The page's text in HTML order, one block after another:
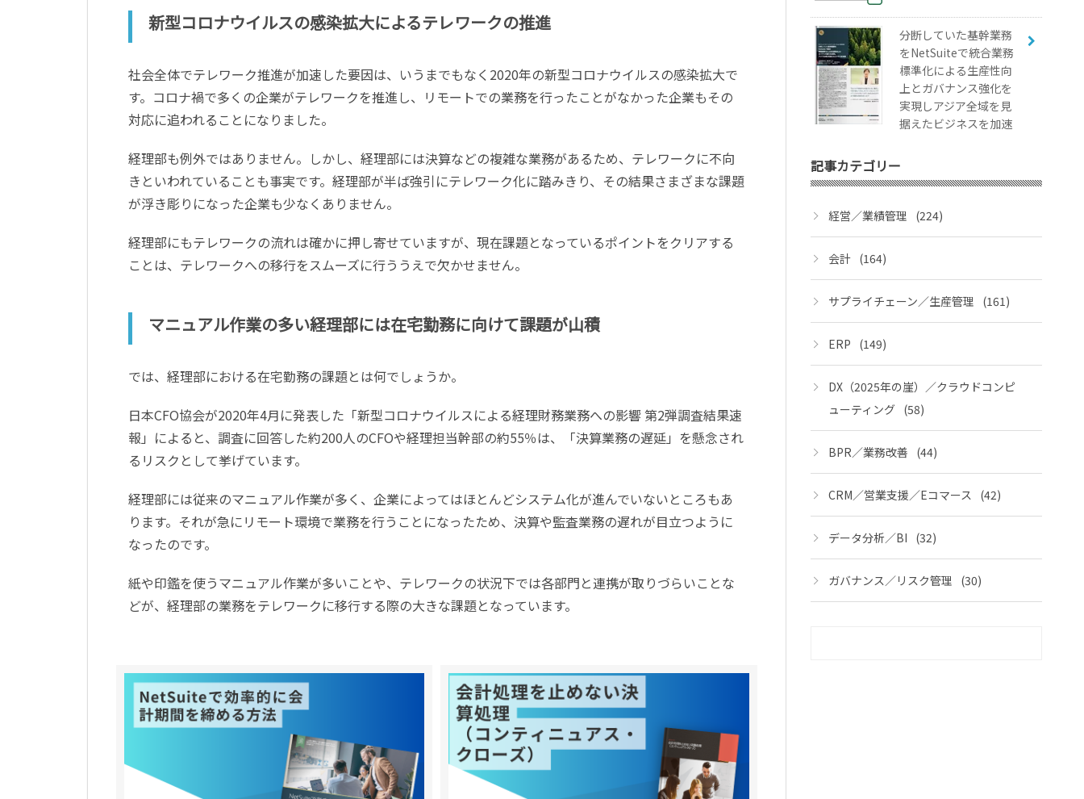
新型コロナウイルスの感染拡大によるテレワークの推進
社会全体でテレワーク推進が加速した要因は、いうまでもなく2020年の新型コロナウイルスの感染拡大で
す。コロナ禍で多くの企業がテレワークを推進し、リモートでの業務を行ったことがなかった企業もその
対応に追われることになりました。
経理部も例外ではありません。しかし、経理部には決算などの複雑な業務があるため、テレワークに不向
きといわれていることも事実です。経理部が半ば強引にテレワーク化に踏みきり、その結果さまざまな課題
が浮き彫りになった企業も少なくありません。
経理部にもテレワークの流れは確かに押し寄せていますが、現在課題となっているポイントをクリアする
ことは、テレワークへの移行をスムーズに行ううえで欠かせません。
マニュアル作業の多い経理部には在宅勤務に向けて課題が山積
では、経理部における在宅勤務の課題とは何でしょうか。
日本CFO協会が2020年4月に発表した「新型コロナウイルスによる経理財務業務への影響 第2弾調査結果速
報」によると、調査に回答した約200人のCFOや経理担当幹部の約55％は、「決算業務の遅延」を懸念され
るリスクとして挙げています。
経理部には従来のマニュアル作業が多く、企業によってはほとんどシステム化が進んでいないところもあ
ります。それが急にリモート環境で業務を行うことになったため、決算や監査業務の遅れが目立つように
なったのです。
紙や印鑑を使うマニュアル作業が多いことや、テレワークの状況下では各部門と連携が取りづらいことな
どが、経理部の業務をテレワークに移行する際の大きな課題となっています。
分断していた基幹業務
をNetSuiteで統合業務
標準化による生産性向
上とガバナンス強化を
実現しアジア全域を見
据えたビジネスを加速
記事カテゴリー
経営／業績管理 (224)
会計 (164)
サプライチェーン／生産管理 (161)
ERP (149)
DX（2025年の崖）／クラウドコンピ
ューティング (58)
BPR／業務改善 (44)
CRM／営業支援／Eコマース (42)
データ分析／BI (32)
ガバナンス／リスク管理 (30)